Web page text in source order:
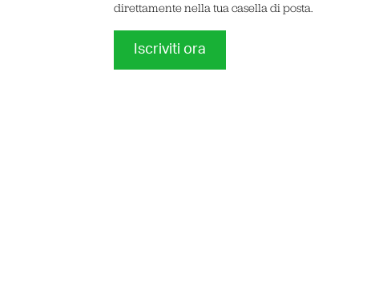
direttamente nella tua casella di posta.
Iscriviti ora